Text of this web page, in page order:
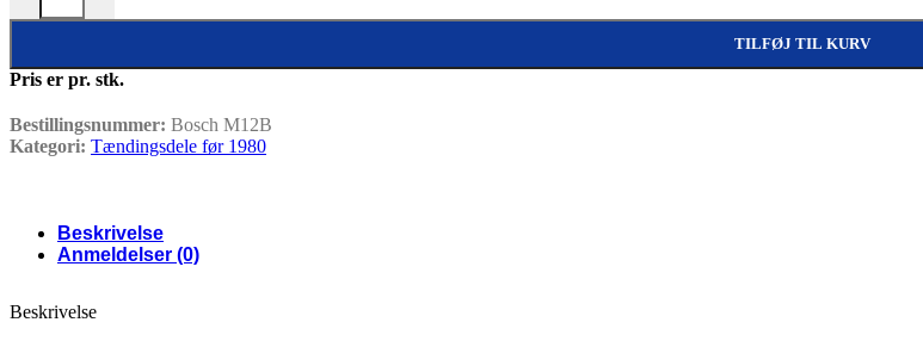
TILFØJ TIL KURV
Pris er pr. stk.
Bestillingsnummer: Bosch M12B
Kategori: Tændingsdele før 1980
Beskrivelse
Anmeldelser (0)
Beskrivelse